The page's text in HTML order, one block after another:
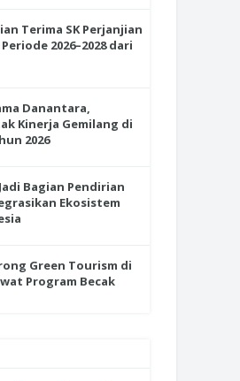
Terima SK Perjanjian
2026–2028 dari
Danantara,
Kinerja Gemilang di
2026
Bagian Pendirian
Ekosistem
Green Tourism di
Program Becak